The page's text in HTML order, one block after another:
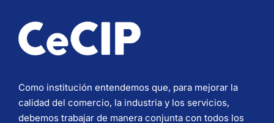
Como institución entendemos que, para mejorar la
calidad del comercio, la industria y los servicios,
debemos trabajar de manera conjunta con todos los